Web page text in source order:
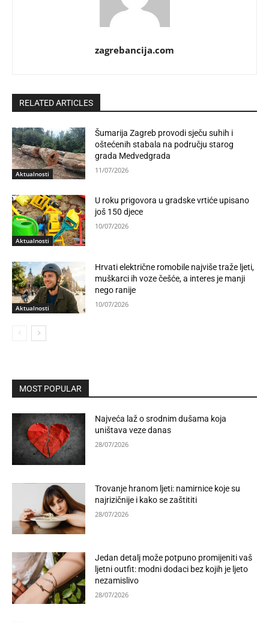
zagrebancija.com
RELATED ARTICLES
Aktualnosti
Šumarija Zagreb provodi sječu suhih i
oštećenih stabala na području starog
grada Medvedgrada
11/07/2026
Aktualnosti
U roku prigovora u gradske vrtiće upisano
još 150 djece
10/07/2026
Aktualnosti
Hrvati električne romobile najviše traže ljeti,
muškarci ih voze češće, a interes je manji
nego ranije
10/07/2026
MOST POPULAR
Najveća laž o srodnim dušama koja
uništava veze danas
28/07/2026
Trovanje hranom ljeti: namirnice koje su
najrizičnije i kako se zaštititi
28/07/2026
Jedan detalj može potpuno promijeniti vaš
ljetni outfit: modni dodaci bez kojih je ljeto
nezamislivo
28/07/2026